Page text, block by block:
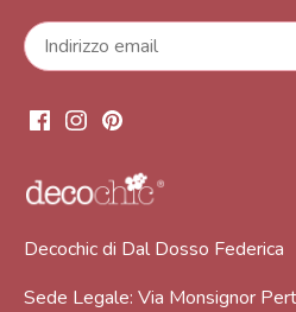
Decochic di Dal Dosso Federica
Sede Legale: Via Monsignor